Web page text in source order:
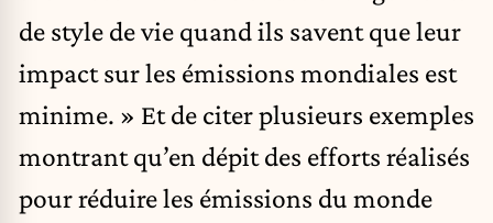
de style de vie quand ils savent que leur
impact sur les émissions mondiales est
minime. » Et de citer plusieurs exemples
montrant qu’en dépit des efforts réalisés
pour réduire les émissions du monde